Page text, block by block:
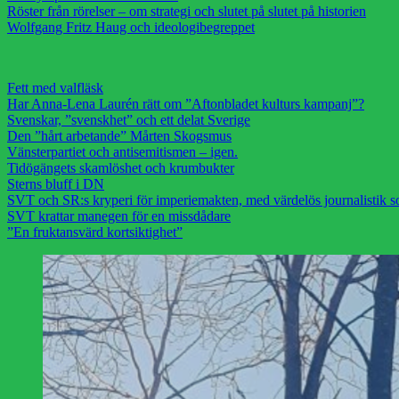
Röster från rörelser – om strategi och slutet på slutet på historien
Wolfgang Fritz Haug och ideologibegreppet
Fett med valfläsk
Har Anna-Lena Laurén rätt om ”Aftonbladet kulturs kampanj”?
Svenskar, ”svenskhet” och ett delat Sverige
Den ”hårt arbetande” Mårten Skogsmus
Vänsterpartiet och antisemitismen – igen.
Tidögängets skamlöshet och krumbukter
Sterns bluff i DN
SVT och SR:s kryperi för imperiemakten, med värdelös journalistik
SVT krattar manegen för en missdådare
”En fruktansvärd kortsiktighet”